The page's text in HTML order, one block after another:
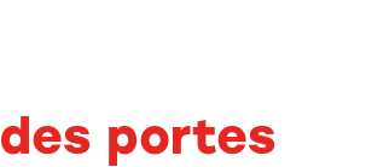
portes